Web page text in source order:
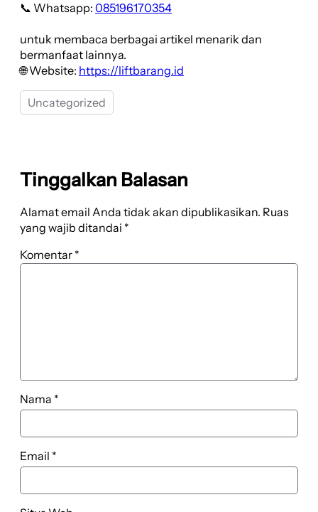
📞 Whatsapp: 085196170354
untuk membaca berbagai artikel menarik dan
bermanfaat lainnya.
🌐 Website: https://liftbarang.id
Uncategorized
Tinggalkan Balasan
Alamat email Anda tidak akan dipublikasikan. Ruas
yang wajib ditandai *
Komentar *
Nama *
Email *